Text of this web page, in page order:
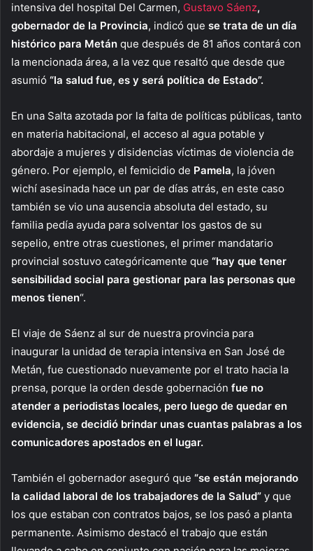
intensiva del hospital Del Carmen, Gustavo Sáenz,
gobernador de la Provincia, indicó que se trata de un día
histórico para Metán que después de 81 años contará con
la mencionada área, a la vez que resaltó que desde que
asumió “la salud fue, es y será política de Estado”.
En una Salta azotada por la falta de políticas públicas, tanto
en materia habitacional, el acceso al agua potable y
abordaje a mujeres y disidencias víctimas de violencia de
género. Por ejemplo, el femicidio de Pamela, la jóven
wichí asesinada hace un par de días atrás, en este caso
también se vio una ausencia absoluta del estado, su
familia pedía ayuda para solventar los gastos de su
sepelio, entre otras cuestiones, el primer mandatario
provincial sostuvo categóricamente que “hay que tener
sensibilidad social para gestionar para las personas que
menos tienen“.
El viaje de Sáenz al sur de nuestra provincia para
inaugurar la unidad de terapia intensiva en San José de
Metán, fue cuestionado nuevamente por el trato hacia la
prensa, porque la orden desde gobernación fue no
atender a periodistas locales, pero luego de quedar en
evidencia, se decidió brindar unas cuantas palabras a los
comunicadores apostados en el lugar.
También el gobernador aseguró que “se están mejorando
la calidad laboral de los trabajadores de la Salud” y que
los que estaban con contratos bajos, se los pasó a planta
permanente. Asimismo destacó el trabajo que están